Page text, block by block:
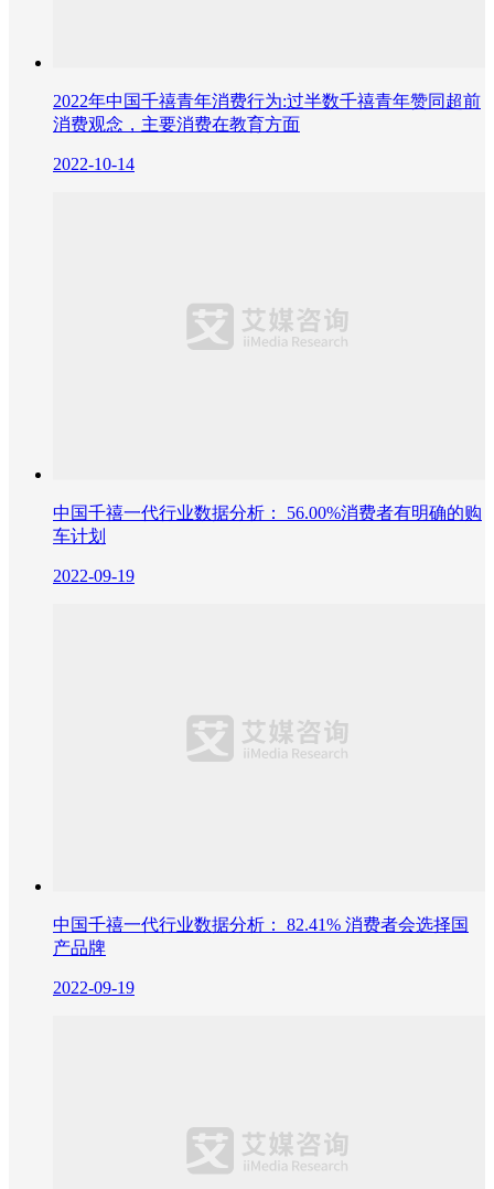
2022年中国千禧青年消费行为:过半数千禧青年赞同超前
消费观念，主要消费在教育方面
2022-10-14
中国千禧一代行业数据分析： 56.00%消费者有明确的购
车计划
2022-09-19
中国千禧一代行业数据分析： 82.41% 消费者会选择国
产品牌
2022-09-19